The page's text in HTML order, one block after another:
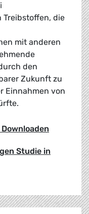
Treibstoffen, die
mit anderen
den
Zukunft zu
Einnahmen von
Studie in